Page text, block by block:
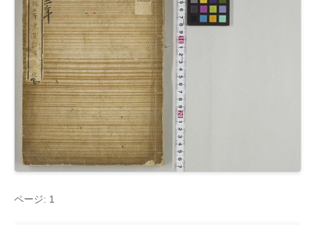
ページ: 1